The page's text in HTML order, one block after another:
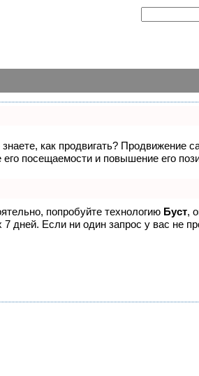
как продвигать? Продвижение
посещаемости и повышение его
попробуйте технологию Буст,
дней. Если ни один запрос у вас не